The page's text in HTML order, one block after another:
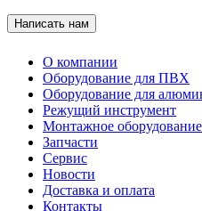
Написать нам
О компании
Оборудование для ПВХ
Оборудование для
Режущий инструмент
Монтажное оборудование
Запчасти
Сервис
Новости
Доставка и оплата
Контакты